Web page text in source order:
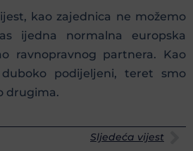
kao zajednica ne možemo
ijedna normalna europska
ravnopravnog partnera. Kao
podijeljeni, teret smo
drugima.
Sljedeća vijest